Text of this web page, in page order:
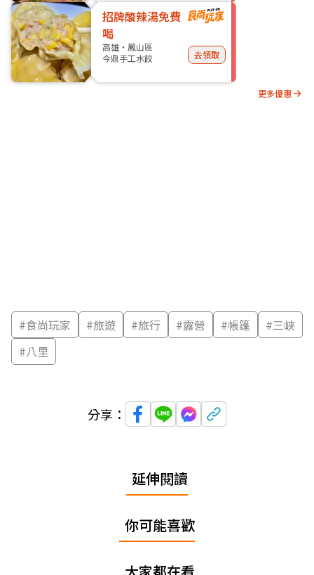
招牌酸辣湯免費
喝
高雄・鳳山區
今鼎手工水餃
去領取
更多優惠
#食尚玩家 #旅遊 #旅行 #露營 #帳篷 #三峽
#八里
分享：
延伸閱讀
你可能喜歡